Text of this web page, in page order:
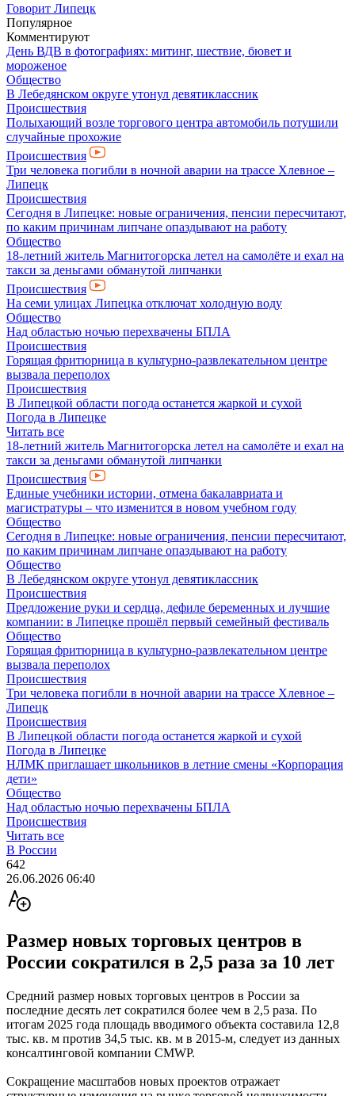
Говорит Липецк
Популярное
Комментируют
День ВДВ в фотографиях: митинг, шествие, бювет и
мороженое
Общество
В Лебедянском округе утонул девятиклассник
Происшествия
Полыхающий возле торгового центра автомобиль потушили
случайные прохожие
Происшествия
Три человека погибли в ночной аварии на трассе Хлевное –
Липецк
Происшествия
Сегодня в Липецке: новые ограничения, пенсии пересчитают,
по каким причинам липчане опаздывают на работу
Общество
18-летний житель Магнитогорска летел на самолёте и ехал на
такси за деньгами обманутой липчанки
Происшествия
На семи улицах Липецка отключат холодную воду
Общество
Над областью ночью перехвачены БПЛА
Происшествия
Горящая фритюрница в культурно-развлекательном центре
вызвала переполох
Происшествия
В Липецкой области погода останется жаркой и сухой
Погода в Липецке
Читать все
18-летний житель Магнитогорска летел на самолёте и ехал на
такси за деньгами обманутой липчанки
Происшествия
Единые учебники истории, отмена бакалавриата и
магистратуры – что изменится в новом учебном году
Общество
Сегодня в Липецке: новые ограничения, пенсии пересчитают,
по каким причинам липчане опаздывают на работу
Общество
В Лебедянском округе утонул девятиклассник
Происшествия
Предложение руки и сердца, дефиле беременных и лучшие
компании: в Липецке прошёл первый семейный фестиваль
Общество
Горящая фритюрница в культурно-развлекательном центре
вызвала переполох
Происшествия
Три человека погибли в ночной аварии на трассе Хлевное –
Липецк
Происшествия
В Липецкой области погода останется жаркой и сухой
Погода в Липецке
НЛМК приглашает школьников в летние смены «Корпорация
дети»
Общество
Над областью ночью перехвачены БПЛА
Происшествия
Читать все
В России
642
26.06.2026 06:40
Размер новых торговых центров в
России сократился в 2,5 раза за 10 лет
Средний размер новых торговых центров в России за
последние десять лет сократился более чем в 2,5 раза. По
итогам 2025 года площадь вводимого объекта составила 12,8
тыс. кв. м против 34,5 тыс. кв. м в 2015-м, следует из данных
консалтинговой компании CMWP.
Сокращение масштабов новых проектов отражает